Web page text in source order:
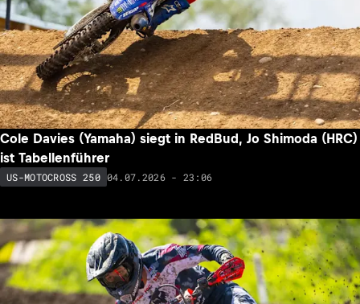
Cole Davies (Yamaha) siegt in RedBud, Jo Shimoda (HRC)
ist Tabellenführer
US-MOTOCROSS 250 04.07.2026 - 23:06